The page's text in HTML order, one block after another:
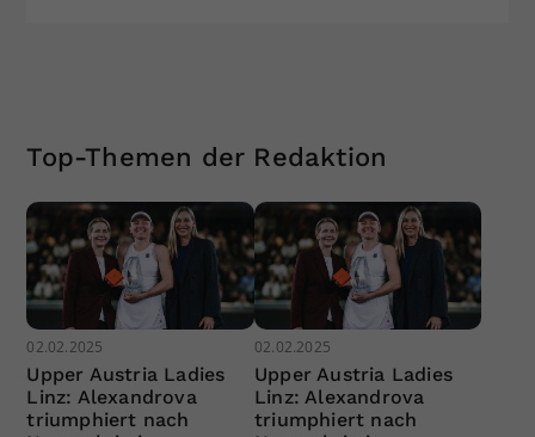
Top-Themen der Redaktion
02.02.2025
Upper Austria Ladies
Linz: Alexandrova
triumphiert nach
02.02.2025
Upper Austria Ladies
Linz: Alexandrova
triumphiert nach